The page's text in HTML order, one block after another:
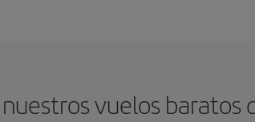
vuelos baratos